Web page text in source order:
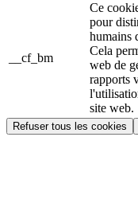
__cf_bm
Ce
pour
humains
Cela
web de
rapports
site web.
Refuser tous les cookies